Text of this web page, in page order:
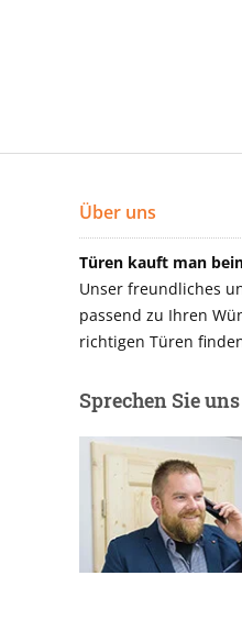
Über uns
Türen kauft man
Unser freundliches
passend zu Ihren
richtigen Türen
Sprechen Sie